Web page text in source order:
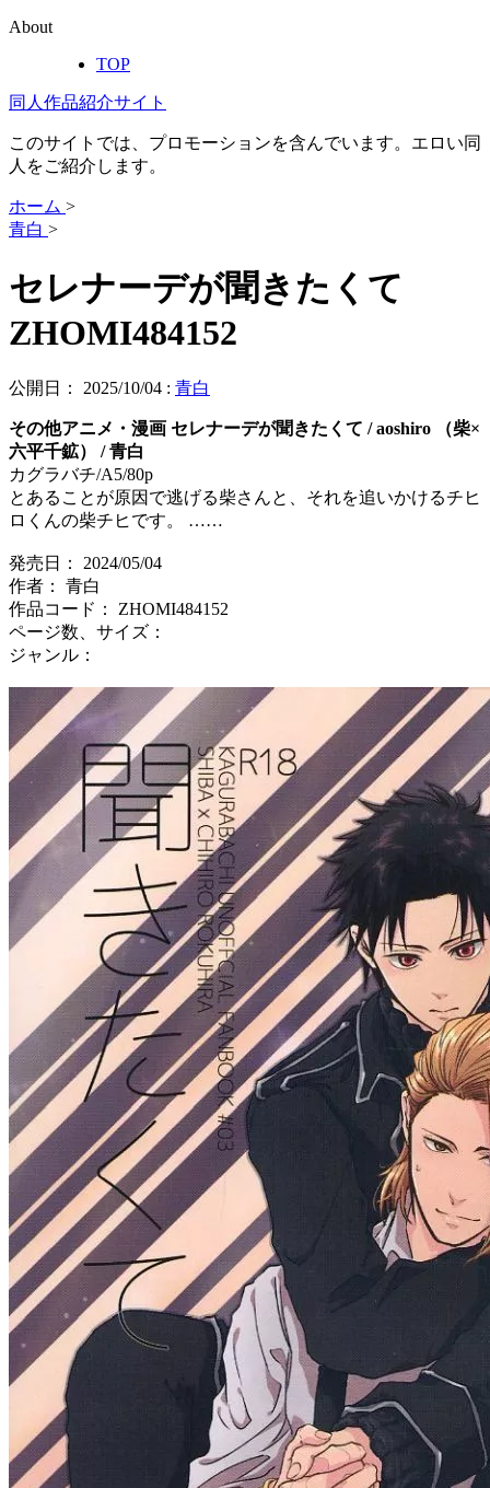
About
TOP
同人作品紹介サイト
このサイトでは、プロモーションを含んでいます。エロい同
人をご紹介します。
ホーム >
青白 >
セレナーデが聞きたくて
ZHOMI484152
公開日： 2025/10/04 : 青白
その他アニメ・漫画 セレナーデが聞きたくて / aoshiro （柴×
六平千鉱） / 青白
カグラバチ/A5/80p
とあることが原因で逃げる柴さんと、それを追いかけるチヒ
ロくんの柴チヒです。 ……
発売日： 2024/05/04
作者： 青白
作品コード： ZHOMI484152
ページ数、サイズ：
ジャンル：